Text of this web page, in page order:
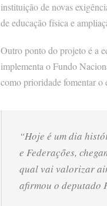
instituição de novas
de educação física e
Outro ponto do projeto é a
implementa o Fundo
como prioridade fomentar o
“Hoje é um dia
e Federações,
qual vai valorizar
afirmou o deputado